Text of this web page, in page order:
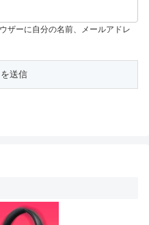
ザーに自分の名前、メールアドレ